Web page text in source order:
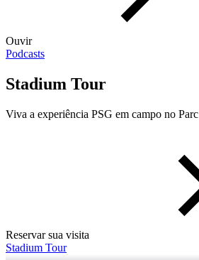
Ouvir
Podcasts
Stadium Tour
Viva a experiência PSG em campo no
Reservar sua visita
Stadium Tour